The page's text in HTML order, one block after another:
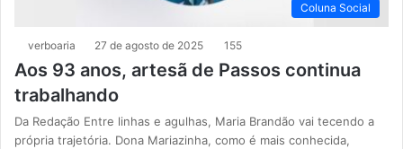
Coluna Social
verboaria 27 de agosto de 2025 155
Aos 93 anos, artesã de Passos continua
trabalhando
Da Redação Entre linhas e agulhas, Maria Brandão vai tecendo a
própria trajetória. Dona Mariazinha, como é mais conhecida,